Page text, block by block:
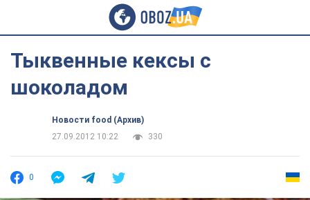
Тыквенные кексы с
шоколадом
Новости food (Архив)
27.09.2012 10:22
330
0